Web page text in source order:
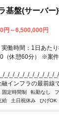
基盤(サーバー
円～6,500,000円
働時間：1日あた
（休憩60分） ※案
_/_/_/_/_/_/_/_/_/_/
融インフラの最前線
固定時間制 転勤なし
給 土日祝休み ひげOK